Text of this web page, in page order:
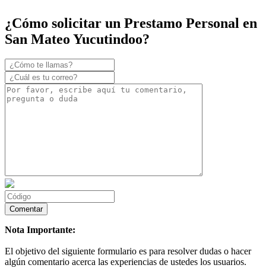
¿Cómo solicitar un Prestamo Personal en
San Mateo Yucutindoo?
Nota Importante:
El objetivo del siguiente formulario es para resolver dudas o hacer
algún comentario acerca las experiencias de ustedes los usuarios.